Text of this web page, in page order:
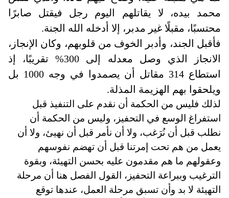
محمد بيده، لا يقاتلهم اليوم رجل فيقتل صابرًا
محتسبًا، مقبلًا غير مدبر، إلا أدخله الله الجنة.
فأقبل الجند، وأدبر الخوف من قلوبهم، وكان الإنجاز،
الانجاز الذي وصل معدله إلى 300% تقريبًا، إذ
استطاع 314 مقاتل أن يصمدوا في وجه 1000 بل
ويلحقوا بهم الهزيمة المذلة.
لذلك فليس من الحكمة أن نقدم على التنفيذ قبل
استفراغ الوسع في التحفيز، وليس من الحكمة أن
نطلب قبل أن نُرَغب، ولا أن نأمر قبل أن نهيئ، ولا أن
يعمل من هم تحت إمرتنا قبل أن تهضم نفوسهم
وعقولهم ما هم مقدمون عليه بحسن التهيئة، وبقوة
الترغيب وببراعة التحفيز، القول الفصل هنا أن مرحلة
التهيئة لا بد وأن تسبق مرحلة العمل، عندها توقع